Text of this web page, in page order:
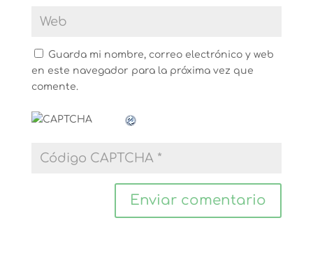
Guarda mi nombre, correo electrónico y web
en este navegador para la próxima vez que
comente.